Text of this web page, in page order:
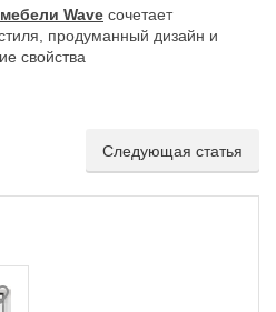
Wave сочетает
продуманный дизайн и
свойства
Следующая статья